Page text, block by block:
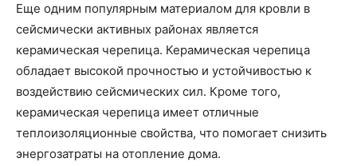
Еще одним популярным материалом для кровли в
сейсмически активных районах является
керамическая черепица. Керамическая черепица
обладает высокой прочностью и устойчивостью к
воздействию сейсмических сил. Кроме того,
керамическая черепица имеет отличные
теплоизоляционные свойства, что помогает снизить
энергозатраты на отопление дома.